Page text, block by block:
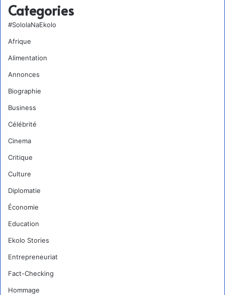
Categories
#SololaNaEkolo
Afrique
Alimentation
Annonces
Biographie
Business
Célébrité
Cinema
Critique
Culture
Diplomatie
Économie
Education
Ekolo Stories
Entrepreneuriat
Fact-Checking
Hommage